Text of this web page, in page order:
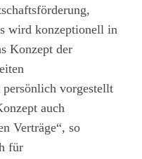
wird konzeptionell in
Konzept der
vorgestellt
auch
Verträge“, so
für